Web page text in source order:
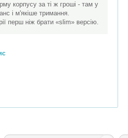
корпусу за ті ж гроші - там у
і м'якіше тримання.
перш ніж брати «slim» версію.